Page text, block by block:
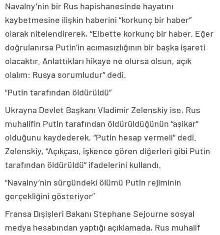
Navalny’nin bir Rus hapishanesinde hayatını
kaybetmesine ilişkin haberini “korkunç bir haber”
olarak nitelendirerek, “Elbette korkunç bir haber. Eğer
doğrulanırsa Putin’in acımasızlığının bir başka işareti
olacaktır. Anlattıkları hikaye ne olursa olsun, açık
olalım: Rusya sorumludur” dedi.
“Putin tarafından öldürüldü”
Ukrayna Devlet Başkanı Vladimir Zelenskiy ise, Rus
muhalifin Putin tarafından öldürüldüğünün “aşikar”
olduğunu kaydederek, “Putin hesap vermeli” dedi.
Zelenskiy, “Açıkçası, işkence gören diğerleri gibi Putin
tarafından öldürüldü” ifadelerini kullandı.
“Navalny’nin sürgündeki ölümü Putin rejiminin
gerçekliğini gösteriyor”
Fransa Dışişleri Bakanı Stephane Sejourne sosyal
medya hesabından yaptığı açıklamada, Rus muhalif